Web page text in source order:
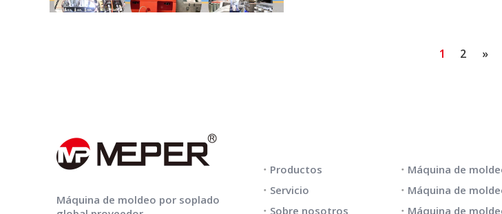
1 2 »
Máquina de moldeo por soplado
Productos
Servicio
Sobre nosotros